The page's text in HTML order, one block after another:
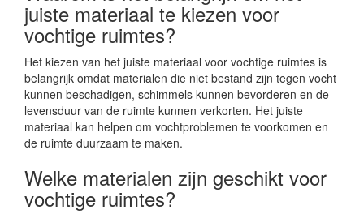
juiste materiaal te kiezen voor
vochtige ruimtes?
Het kiezen van het juiste materiaal voor vochtige ruimtes is
belangrijk omdat materialen die niet bestand zijn tegen vocht
kunnen beschadigen, schimmels kunnen bevorderen en de
levensduur van de ruimte kunnen verkorten. Het juiste
materiaal kan helpen om vochtproblemen te voorkomen en
de ruimte duurzaam te maken.
Welke materialen zijn geschikt voor
vochtige ruimtes?